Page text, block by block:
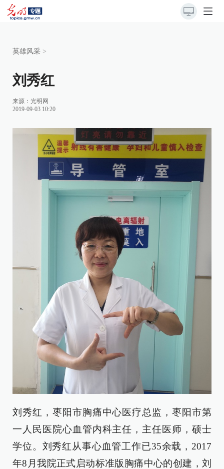
英雄风采 >
刘秀红
来源：光明网
2019-09-03 10:20
刘秀红，枣阳市胸痛中心医疗总监，枣阳市第
一人民医院心血管内科主任，主任医师，硕士
学位。刘秀红从事心血管工作已35余载，2017
年8月我院正式启动标准版胸痛中心的创建，刘